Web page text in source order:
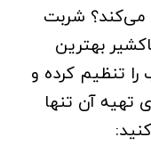
می‌کند؟ شربت
بهترین
تنظیم کرده و
تهیه آن تنها